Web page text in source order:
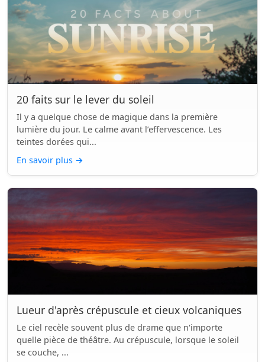
20 faits sur le lever du soleil
Il y a quelque chose de magique dans la première
lumière du jour. Le calme avant l’effervescence. Les
teintes dorées qui...
En savoir plus →
Lueur d'après crépuscule et cieux volcaniques
Le ciel recèle souvent plus de drame que n'importe
quelle pièce de théâtre. Au crépuscule, lorsque le soleil
se couche, ...